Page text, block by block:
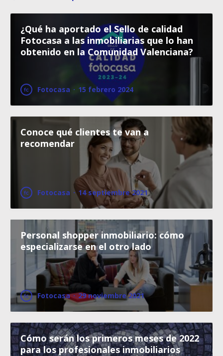
¿Qué ha aportado el Sello de calidad
Fotocasa a las inmobiliarias que lo han
obtenido en la Comunidad Valenciana?
Fotocasa · 15 febrero 2024
Conoce qué clientes te van a
recomendar
Fotocasa · 14 septiembre 2021
Personal shopper inmobiliario: cómo
especializarse en el otro lado
Fotocasa · 29 noviembre 2021
Cómo serán los primeros meses de 2022
para los profesionales inmobiliarios